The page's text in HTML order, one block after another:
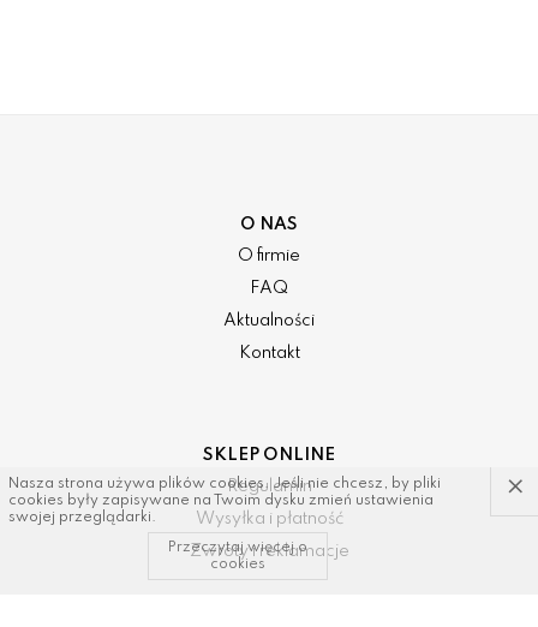
O NAS
O firmie
FAQ
Aktualności
Kontakt
SKLEP ONLINE
Regulamin
Wysyłka i płatność
Zwroty i reklamacje
Nasza strona używa plików cookies. Jeśli nie chcesz, by pliki
cookies były zapisywane na Twoim dysku zmień ustawienia
swojej przeglądarki.
×
Przeczytaj więcej o
cookies